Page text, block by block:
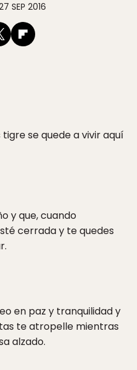
SEP 2016
se quede a vivir aquí
y que, cuando
cerrada y te quedes
en paz y tranquilidad y
te atropelle mientras
alzado.